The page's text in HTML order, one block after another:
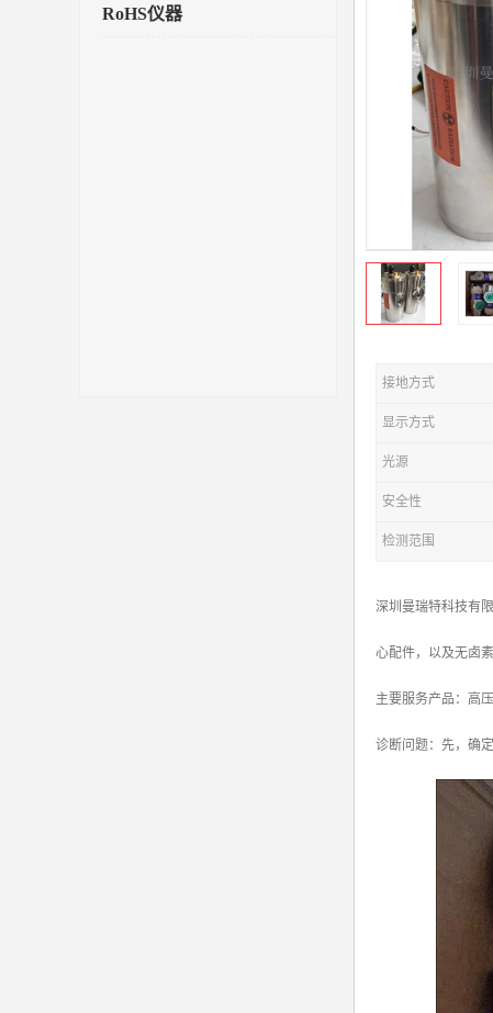
RoHS仪器
接地方式
显示方式
光源
安全性
检测范围
深圳曼瑞特科技有
心配件，以及无卤
主要服务产品：高
诊断问题：先，确